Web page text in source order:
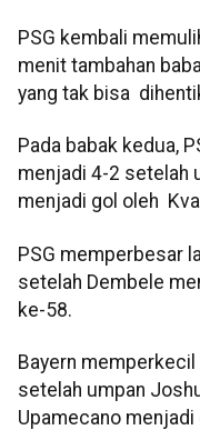
PSG kembali
menit tambahan
yang tak bisa
Pada babak kedua,
menjadi 4-2 setelah
menjadi gol oleh
PSG memperbesar
setelah Dembele
ke-58.
Bayern
setelah umpan
Upamecano